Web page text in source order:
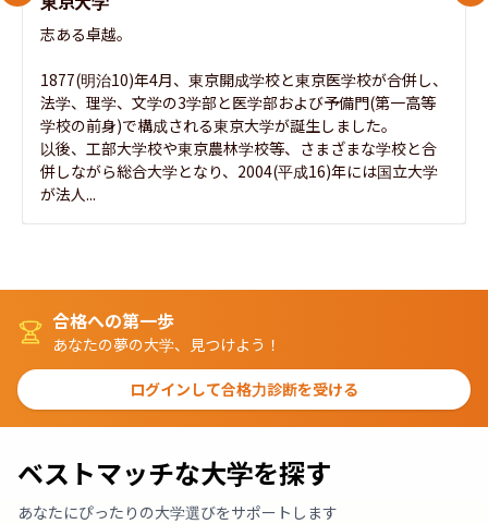
志ある卓越。
1877(明治10)年4月、東京開成学校と東京医学校が合併し、
法学、理学、文学の3学部と医学部および予備門(第一高等
学校の前身)で構成される東京大学が誕生しました。
以後、工部大学校や東京農林学校等、さまざまな学校と合
併しながら総合大学となり、2004(平成16)年には国立大学
が法人...
合格への第一歩
あなたの夢の大学、見つけよう！
ログインして合格力診断を受ける
ベストマッチな大学を探す
あなたにぴったりの大学選びをサポートします